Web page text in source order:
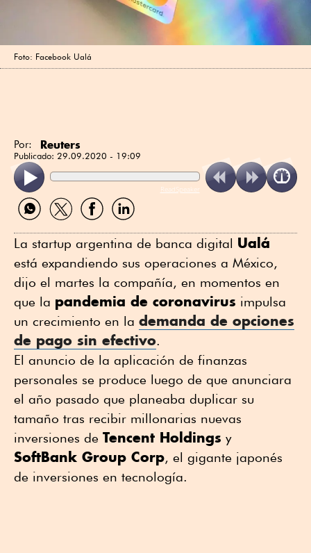
Foto: Facebook Ualá
Por: Reuters
Publicado: 29.09.2020 - 19:09
ReadSpeaker
Compartir
por
Compartir
por
Compartir
por
Compartir
por
La startup argentina de banca digital Ualá
está expandiendo sus operaciones a México,
dijo el martes la compañía, en momentos en
que la pandemia de coronavirus impulsa
un crecimiento en la demanda de opciones
de pago sin efectivo.
El anuncio de la aplicación de finanzas
personales se produce luego de que anunciara
el año pasado que planeaba duplicar su
tamaño tras recibir millonarias nuevas
inversiones de Tencent Holdings y
SoftBank Group Corp, el gigante japonés
de inversiones en tecnología.